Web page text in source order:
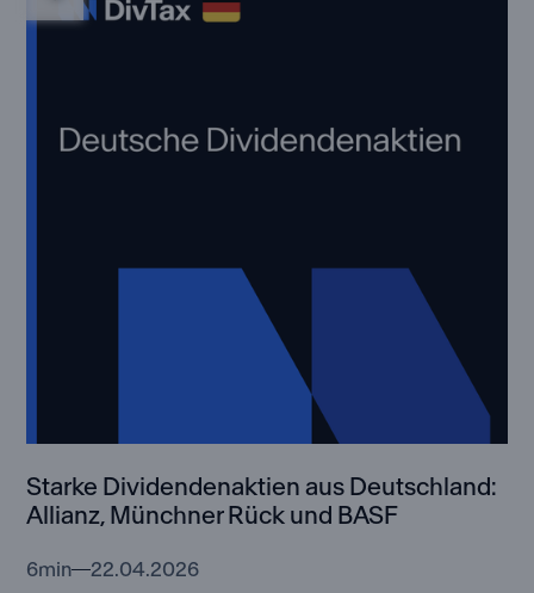
Starke Dividendenaktien aus Deutschland:
Allianz, Münchner Rück und BASF
6min 22.04.2026